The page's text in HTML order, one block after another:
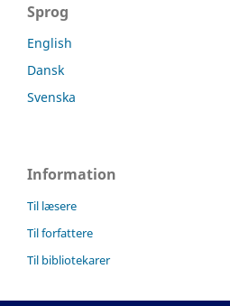
Sprog
English
Dansk
Svenska
Information
Til læsere
Til forfattere
Til bibliotekarer